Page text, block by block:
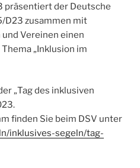
präsentiert der Deutsche
D23 zusammen mit
Vereinen einen
„Inklusion im
„Tag des inklusiven
finden Sie beim DSV unter
inklusives-segeln/tag-